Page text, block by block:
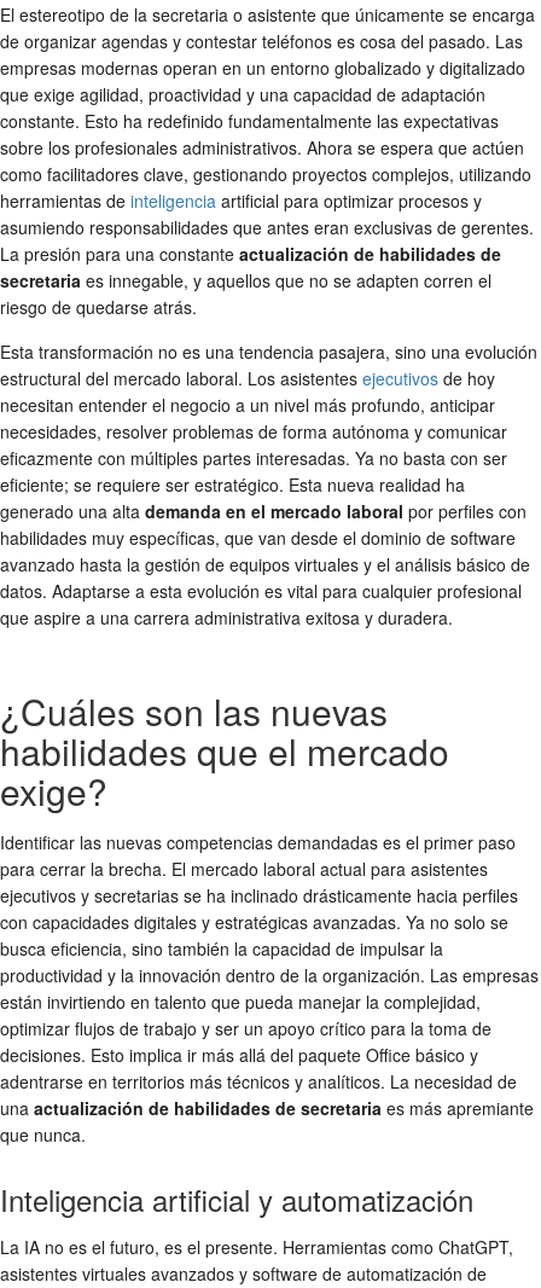
El estereotipo de la secretaria o asistente que únicamente se encarga
de organizar agendas y contestar teléfonos es cosa del pasado. Las
empresas modernas operan en un entorno globalizado y digitalizado
que exige agilidad, proactividad y una capacidad de adaptación
constante. Esto ha redefinido fundamentalmente las expectativas
sobre los profesionales administrativos. Ahora se espera que actúen
como facilitadores clave, gestionando proyectos complejos, utilizando
herramientas de inteligencia artificial para optimizar procesos y
asumiendo responsabilidades que antes eran exclusivas de gerentes.
La presión para una constante actualización de habilidades de
secretaria es innegable, y aquellos que no se adapten corren el
riesgo de quedarse atrás.
Esta transformación no es una tendencia pasajera, sino una evolución
estructural del mercado laboral. Los asistentes ejecutivos de hoy
necesitan entender el negocio a un nivel más profundo, anticipar
necesidades, resolver problemas de forma autónoma y comunicar
eficazmente con múltiples partes interesadas. Ya no basta con ser
eficiente; se requiere ser estratégico. Esta nueva realidad ha
generado una alta demanda en el mercado laboral por perfiles con
habilidades muy específicas, que van desde el dominio de software
avanzado hasta la gestión de equipos virtuales y el análisis básico de
datos. Adaptarse a esta evolución es vital para cualquier profesional
que aspire a una carrera administrativa exitosa y duradera.
¿Cuáles son las nuevas
habilidades que el mercado
exige?
Identificar las nuevas competencias demandadas es el primer paso
para cerrar la brecha. El mercado laboral actual para asistentes
ejecutivos y secretarias se ha inclinado drásticamente hacia perfiles
con capacidades digitales y estratégicas avanzadas. Ya no solo se
busca eficiencia, sino también la capacidad de impulsar la
productividad y la innovación dentro de la organización. Las empresas
están invirtiendo en talento que pueda manejar la complejidad,
optimizar flujos de trabajo y ser un apoyo crítico para la toma de
decisiones. Esto implica ir más allá del paquete Office básico y
adentrarse en territorios más técnicos y analíticos. La necesidad de
una actualización de habilidades de secretaria es más apremiante
que nunca.
Inteligencia artificial y automatización
La IA no es el futuro, es el presente. Herramientas como ChatGPT,
asistentes virtuales avanzados y software de automatización de